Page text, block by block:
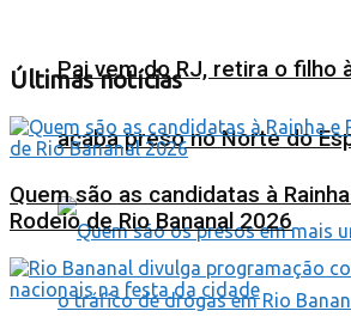
Pai vem do RJ, retira o filho
acaba preso no Norte do
Últimas notícias
Quem são as candidatas à
Rodeio de Rio Bananal 2026